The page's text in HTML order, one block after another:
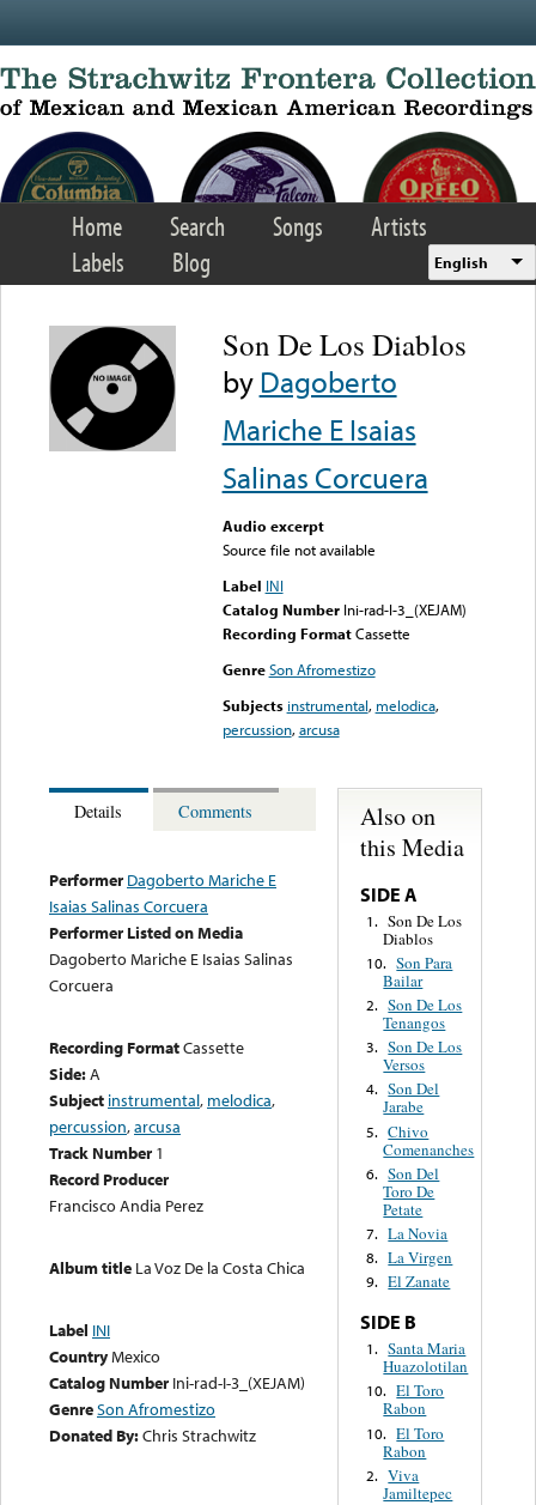
Home Search Songs
Artists
Labels
Blog English
Son De Los Diablos
byDagoberto
Mariche E Isaias
Salinas Corcuera
Audio excerpt
Source file not available
Label INI
Catalog Number Ini-rad-I-3_(XEJAM)
Recording FormatCassette
Genre Son Afromestizo
Subjects instrumental, melodica,
percussion,arcusa
Details Comments
Performer Dagoberto Mariche E
Isaias Salinas Corcuera
Performer Listed on Media
Dagoberto Mariche E Isaias Salinas
Corcuera
Recording FormatCassette
Side:A
Subject instrumental, melodica,
percussion,arcusa
Track Number 1
Record Producer
Francisco Andia Perez
Album title La Voz De la Costa Chica
Label INI
CountryMexico
Catalog Number Ini-rad-I-3_(XEJAM)
GenreSon Afromestizo
Donated By:Chris Strachwitz
Also on
this Media
SIDE A
1. Son De Los
Diablos
10. Son Para
Bailar
2. Son De Los
Tenangos
3. Son De Los
Versos
4. Son Del
Jarabe
5. Chivo
Comenanches
6. Son Del
Toro De
Petate
7. La Novia
8. La Virgen
9. El Zanate
SIDE B
1. Santa Maria
Huazolotilan
10. El Toro
Rabon
10. El Toro
Rabon
2. Viva
Jamiltepec